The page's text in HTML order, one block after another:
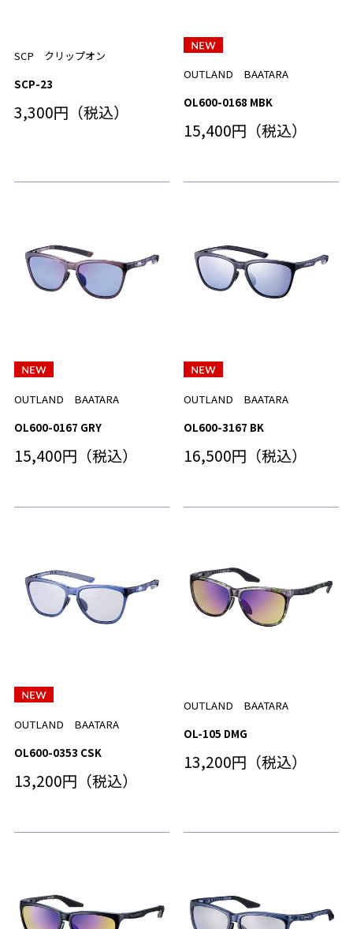
SCP クリップオン
SCP-23
3,300円（税込）
OUTLAND BAATARA
OL600-0168 MBK
15,400円（税込）
OUTLAND BAATARA
OL600-0167 GRY
15,400円（税込）
OUTLAND BAATARA
OL600-3167 BK
16,500円（税込）
OUTLAND BAATARA
OL600-0353 CSK
13,200円（税込）
OUTLAND BAATARA
OL-105 DMG
13,200円（税込）